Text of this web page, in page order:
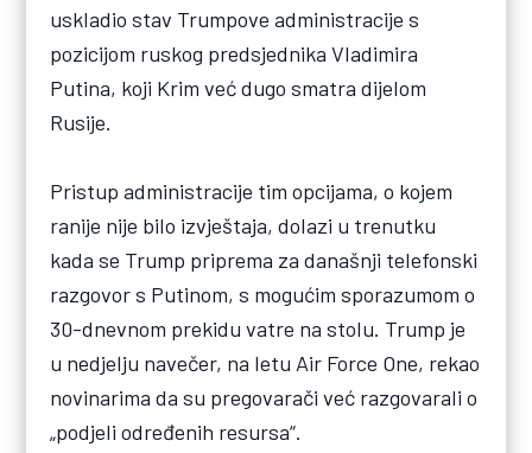
uskladio stav Trumpove administracije s
pozicijom ruskog predsjednika Vladimira
Putina, koji Krim već dugo smatra dijelom
Rusije.
Pristup administracije tim opcijama, o kojem
ranije nije bilo izvještaja, dolazi u trenutku
kada se Trump priprema za današnji telefonski
razgovor s Putinom, s mogućim sporazumom o
30-dnevnom prekidu vatre na stolu. Trump je
u nedjelju navečer, na letu Air Force One, rekao
novinarima da su pregovarači već razgovarali o
„podjeli određenih resursa“.